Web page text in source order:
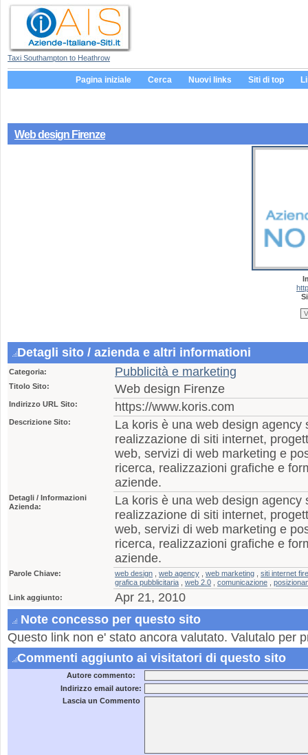
Taxi Southampton to Heathrow
Pagina iniziale Cerca Nuovi links Siti di top
Web design Firenze
Detagli sito / azienda e altri informationi
Categoria: Pubblicità e marketing
Titolo Sito: Web design Firenze
Indirizzo URL Sito: https://www.koris.com
Descrizione Sito:
La koris è una web design agency
realizzazione di siti internet,
web, servizi di web marketing e
ricerca, realizzazioni grafiche e
aziende.
Detagli / Informazioni
Azienda:
La koris è una web design agency
realizzazione di siti internet,
web, servizi di web marketing e
ricerca, realizzazioni grafiche e
aziende.
Parole Chiave: web design web agency web marketing
siti internet
grafica pubblicitaria
web 2.0 comunicazione
Link aggiunto:
Apr 21, 2010
Note concesso per questo sito
Questo link non e' stato ancora valutato. Valutalo per
Commenti aggiunto ai visitatori di questo sito
Autore commento:
Indirizzo email autore:
Lascia un Commento